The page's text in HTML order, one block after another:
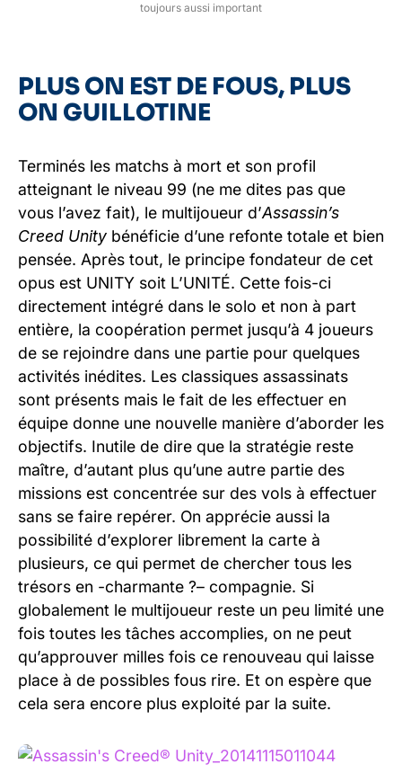
toujours aussi important
PLUS ON EST DE FOUS, PLUS
ON GUILLOTINE
Terminés les matchs à mort et son profil
atteignant le niveau 99 (ne me dites pas que
vous l’avez fait), le multijoueur d’Assassin’s
Creed Unity bénéficie d’une refonte totale et bien
pensée. Après tout, le principe fondateur de cet
opus est UNITY soit L’UNITÉ. Cette fois-ci
directement intégré dans le solo et non à part
entière, la coopération permet jusqu’à 4 joueurs
de se rejoindre dans une partie pour quelques
activités inédites. Les classiques assassinats
sont présents mais le fait de les effectuer en
équipe donne une nouvelle manière d’aborder les
objectifs. Inutile de dire que la stratégie reste
maître, d’autant plus qu’une autre partie des
missions est concentrée sur des vols à effectuer
sans se faire repérer. On apprécie aussi la
possibilité d’explorer librement la carte à
plusieurs, ce qui permet de chercher tous les
trésors en -charmante ?– compagnie. Si
globalement le multijoueur reste un peu limité une
fois toutes les tâches accomplies, on ne peut
qu’approuver milles fois ce renouveau qui laisse
place à de possibles fous rire. Et on espère que
cela sera encore plus exploité par la suite.